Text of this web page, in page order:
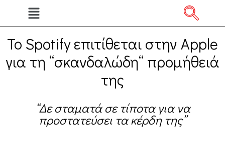
Το Spotify επιτίθεται στην Apple
για τη “σκανδαλώδη“ προμήθειά
της
“Δε σταματά σε τίποτα για να
προστατεύσει τα κέρδη της”